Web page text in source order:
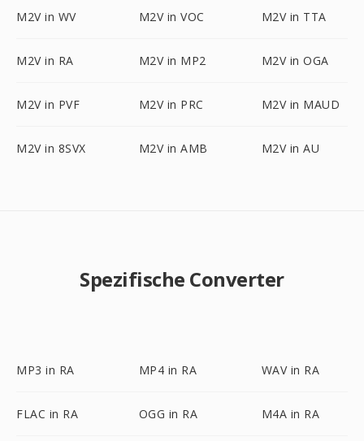
M2V in WV M2V in VOC M2V in TTA
M2V in RA M2V in MP2 M2V in OGA
M2V in PVF M2V in PRC M2V in MAUD
M2V in 8SVX M2V in AMB M2V in AU
Spezifische Converter
MP3 in RA MP4 in RA WAV in RA
FLAC in RA OGG in RA M4A in RA